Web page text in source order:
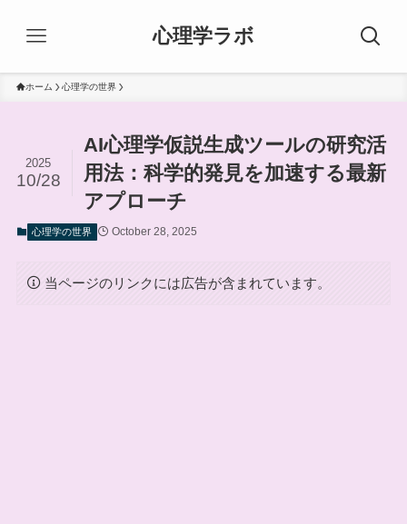
心理学ラボ
ホーム 心理学の世界
AI心理学仮説生成ツールの研究活
用法：科学的発見を加速する最新
アプローチ
2025
10/28
心理学の世界 October 28, 2025
当ページのリンクには広告が含まれています。